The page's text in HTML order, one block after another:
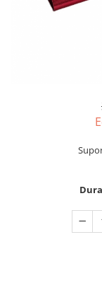
Organizatoare